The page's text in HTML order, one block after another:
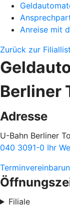
Anreise mit
Zurück zur
Berliner
Adresse
U-Bahn Berliner
040 3091-0 Ihr
Filiale